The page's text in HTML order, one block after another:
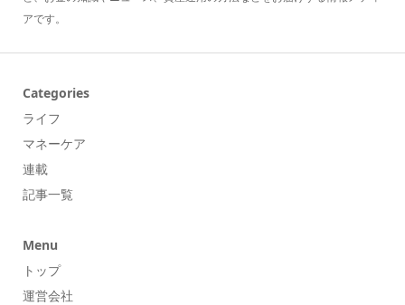
アです。
Categories
ライフ
マネーケア
連載
記事一覧
Menu
トップ
運営会社